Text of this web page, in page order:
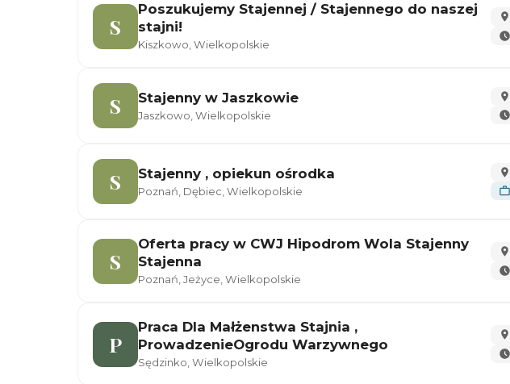
S
Poszukujemy Stajennej / Stajennego do naszej
stajni!
Kiszkowo, Wielkopolskie
S Stajenny w Jaszkowie
Jaszkowo, Wielkopolskie
S Stajenny , opiekun ośrodka
Poznań, Dębiec, Wielkopolskie
S
Oferta pracy w CWJ Hipodrom Wola Stajenny
Stajenna
Poznań, Jeżyce, Wielkopolskie
P
Praca Dla Małżenstwa Stajnia ,
ProwadzenieOgrodu Warzywnego
Sędzinko, Wielkopolskie